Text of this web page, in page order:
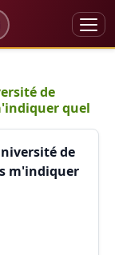
de
quel
de
m'indiquer